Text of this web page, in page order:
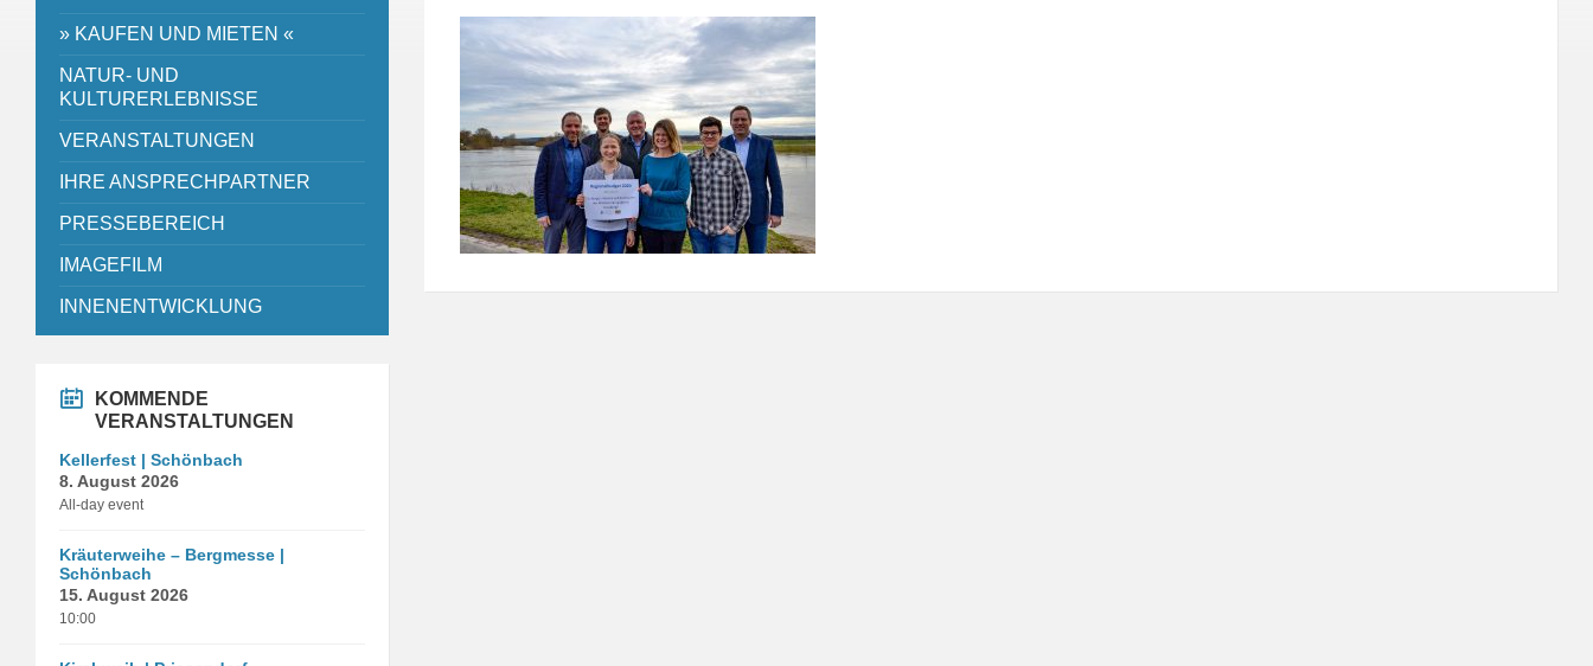
» KAUFEN UND MIETEN «
NATUR- UND
KULTURERLEBNISSE
VERANSTALTUNGEN
IHRE ANSPRECHPARTNER
PRESSEBEREICH
IMAGEFILM
INNENENTWICKLUNG
KOMMENDE
VERANSTALTUNGEN
Kellerfest | Schönbach
8. August 2026
All-day event
Kräuterweihe – Bergmesse |
Schönbach
15. August 2026
10:00